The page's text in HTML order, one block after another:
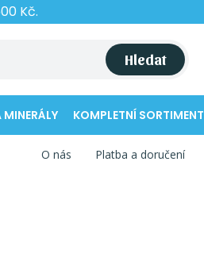
Kč.
Hledat
KOMPLETNÍ SORTIMENT
O nás Platba a doručení